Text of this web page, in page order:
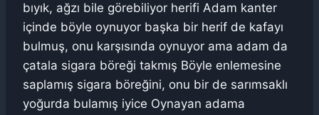
bıyık, ağzı bile görebiliyor herifi Adam kanter
içinde böyle oynuyor başka bir herif de kafayı
bulmuş, onu karşısında oynuyor ama adam da
çatala sigara böreği takmış Böyle enlemesine
saplamış sigara böreğini, onu bir de sarımsaklı
yoğurda bulamış iyice Oynayan adama